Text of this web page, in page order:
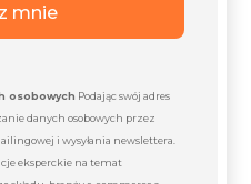
mnie
osobowych Podając swój adres
danych osobowych przez
i wysyłania newslettera.
eksperckie na temat